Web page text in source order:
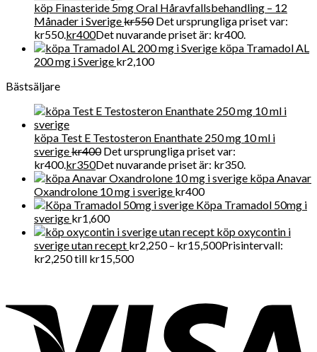
köp Finasteride 5mg Oral Håravfallsbehandling – 12
Månader i Sverigekr550 Det ursprungliga priset var:
kr550.kr400Det nuvarande priset är: kr400.
köpa Tramadol AL
200 mg i Sverige kr2,100
Bästsäljare
köpa Test E Testosteron Enanthate 250 mg 10 ml i
sverigekr400 Det ursprungliga priset var:
kr400.kr350Det nuvarande priset är: kr350.
köpa Anavar
Oxandrolone 10 mg i sverige kr400
Köpa Tramadol 50mg i
sverige kr1,600
köp oxycontin i
sverige utan recept kr2,250 – kr15,500Prisintervall:
kr2,250 till kr15,500